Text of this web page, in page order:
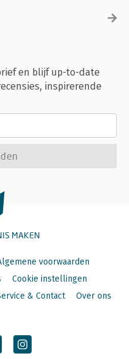
en blijf up-to-date
inspirerende
MAKEN
voorwaarden
Cookie instellingen
& Contact Over ons